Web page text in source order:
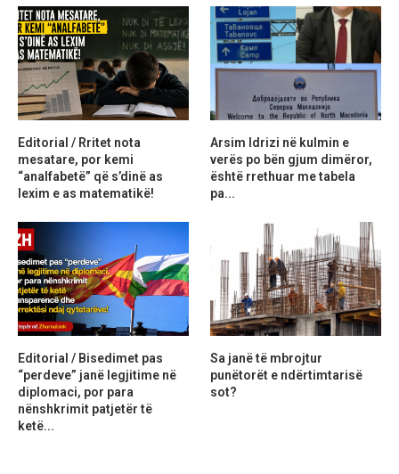
Editorial / Rritet nota
mesatare, por kemi
“analfabetë” që s’dinë as
lexim e as matematikë!
Arsim Idrizi në kulmin e
verës po bën gjum dimëror,
është rrethuar me tabela
pa...
Editorial / Bisedimet pas
“perdeve” janë legjitime në
diplomaci, por para
nënshkrimit patjetër të
ketë...
Sa janë të mbrojtur
punëtorët e ndërtimtarisë
sot?